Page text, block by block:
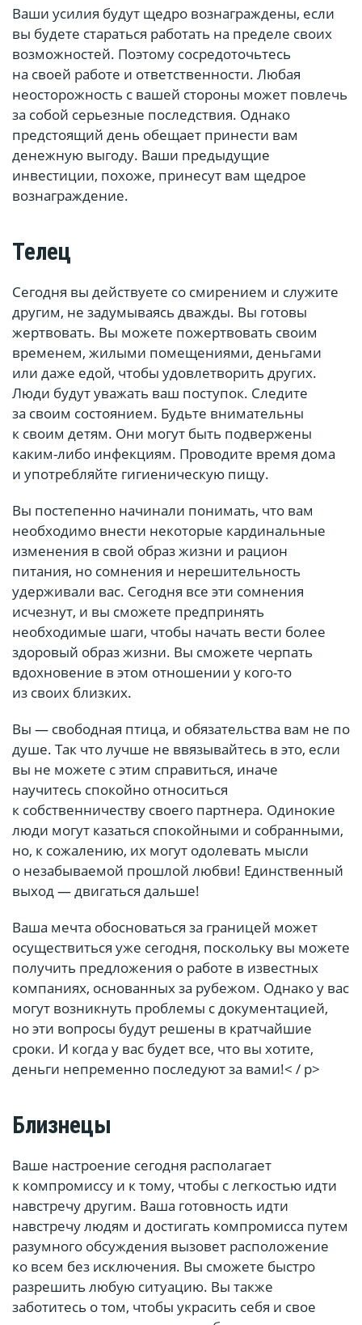
Ваши усилия будут щедро вознаграждены, если
вы будете стараться работать на пределе своих
возможностей. Поэтому сосредоточьтесь
на своей работе и ответственности. Любая
неосторожность с вашей стороны может повлечь
за собой серьезные последствия. Однако
предстоящий день обещает принести вам
денежную выгоду. Ваши предыдущие
инвестиции, похоже, принесут вам щедрое
вознаграждение.
Телец
Сегодня вы действуете со смирением и служите
другим, не задумываясь дважды. Вы готовы
жертвовать. Вы можете пожертвовать своим
временем, жилыми помещениями, деньгами
или даже едой, чтобы удовлетворить других.
Люди будут уважать ваш поступок. Следите
за своим состоянием. Будьте внимательны
к своим детям. Они могут быть подвержены
каким-либо инфекциям. Проводите время дома
и употребляйте гигиеническую пищу.
Вы постепенно начинали понимать, что вам
необходимо внести некоторые кардинальные
изменения в свой образ жизни и рацион
питания, но сомнения и нерешительность
удерживали вас. Сегодня все эти сомнения
исчезнут, и вы сможете предпринять
необходимые шаги, чтобы начать вести более
здоровый образ жизни. Вы сможете черпать
вдохновение в этом отношении у кого-то
из своих близких.
Вы — свободная птица, и обязательства вам не по
душе. Так что лучше не ввязывайтесь в это, если
вы не можете с этим справиться, иначе
научитесь спокойно относиться
к собственничеству своего партнера. Одинокие
люди могут казаться спокойными и собранными,
но, к сожалению, их могут одолевать мысли
о незабываемой прошлой любви! Единственный
выход — двигаться дальше!
Ваша мечта обосноваться за границей может
осуществиться уже сегодня, поскольку вы можете
получить предложения о работе в известных
компаниях, основанных за рубежом. Однако у вас
могут возникнуть проблемы с документацией,
но эти вопросы будут решены в кратчайшие
сроки. И когда у вас будет все, что вы хотите,
деньги непременно последуют за вами!< / p>
Близнецы
Ваше настроение сегодня располагает
к компромиссу и к тому, чтобы с легкостью идти
навстречу другим. Ваша готовность идти
навстречу людям и достигать компромисса путем
разумного обсуждения вызовет расположение
ко всем без исключения. Вы сможете быстро
разрешить любую ситуацию. Вы также
заботитесь о том, чтобы украсить себя и свое